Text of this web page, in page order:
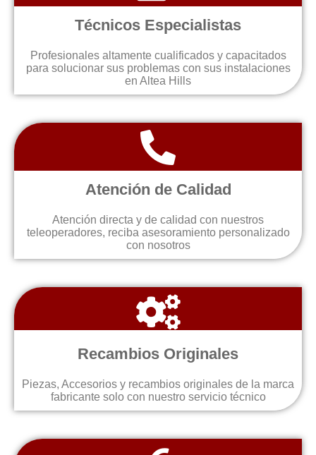
Técnicos Especialistas
Profesionales altamente cualificados y capacitados
para solucionar sus problemas con sus instalaciones
en Altea Hills
Atención de Calidad
Atención directa y de calidad con nuestros
teleoperadores, reciba asesoramiento personalizado
con nosotros
Recambios Originales
Piezas, Accesorios y recambios originales de la marca
fabricante solo con nuestro servicio técnico